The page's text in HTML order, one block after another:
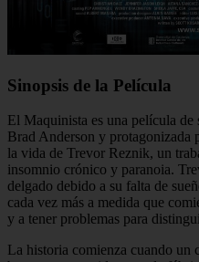
Sinopsis de la Película
El Maquinista es una película
Brad Anderson y protagonizada
la vida de Trevor Reznik, un
insomnio crónico y paranoia.
delgado debido a su falta de
cada vez más a medida que
y a tener problemas para
La historia comienza cuando un